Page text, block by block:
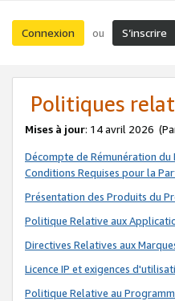
Connexion ou S’inscrire
Politiques
Mises à jour: 14 avril 2026
Décompte de Rémunération
Conditions Requises pour la
Présentation des Produits du
Politique Relative aux
Directives Relatives aux
Licence IP et exigences
Politique Relative au